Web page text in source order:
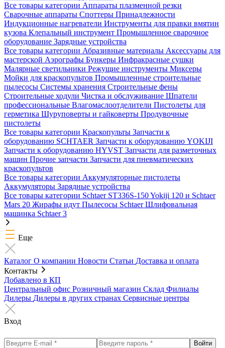
Все товары категории Аппараты плазменной резки
Сварочные аппараты Споттеры Принадлежности
Индукционные нагреватели Инструменты для правки вмятин
кузова Клепальный инструмент Промышленное сварочное
оборудование Зарядные устройства
Все товары категории Абразивные материалы Аксессуары для
мастерской Аэрографы Бункеры Инфракрасные сушки
Малярные светильники Режущие инструменты Миксеры
Мойки для краскопультов Промышленные строительные
пылесосы Системы хранения Строительные фены
Строительные ходули Чистка и обслуживание Шпатели
профессиональные Влагомаслоотделители Пистолеты для
герметика Шуруповерты и гайковерты Продувочные
пистолеты
Все товары категории Краскопульты Запчасти к
оборудованию SCHTAER Запчасти к оборудованию YOKIJI
Запчасти к оборудованию HYVST Запчасти для разметочных
машин Прочие запчасти Запчасти для пневматических
краскопультов
Все товары категории Аккумуляторные пистолеты
Аккумуляторы Зарядные устройства
Все товары категории Schtaer ST336S-150Yokiji 120 и Schtaer
Mars 20 Жирафы идут Пылесосы SchtaerШлифовальная
машинка Schtaer 3
Еще
Каталог О компании Новости Статьи Доставка и оплата
Контакты
Добавлено в КП
Центральный офис Розничный магазин Склад Филиалы
Дилеры Дилеры в других странах Сервисные центры
Вход